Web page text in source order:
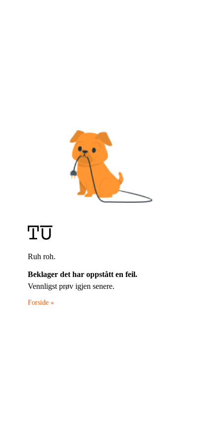
Ruh roh.
Beklager det har oppstått en feil.
Vennligst prøv igjen senere.
Forside »